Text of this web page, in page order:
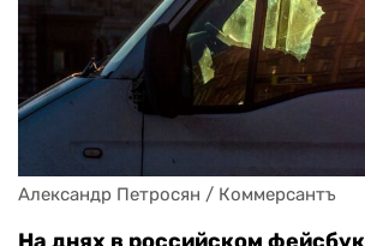
Александр Петросян / Коммерсантъ